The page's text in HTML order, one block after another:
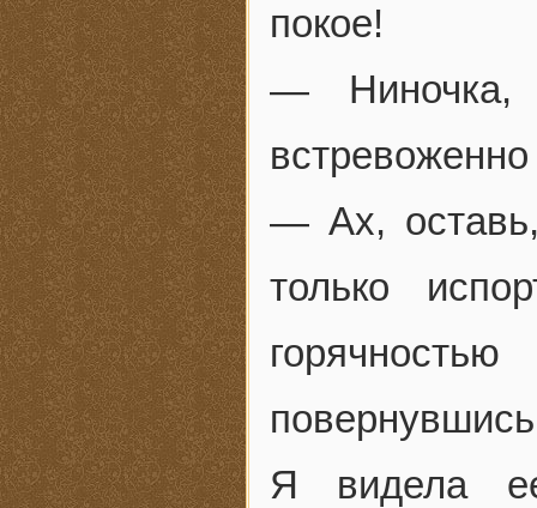
покое!
—
— Ах,
только
Я видела